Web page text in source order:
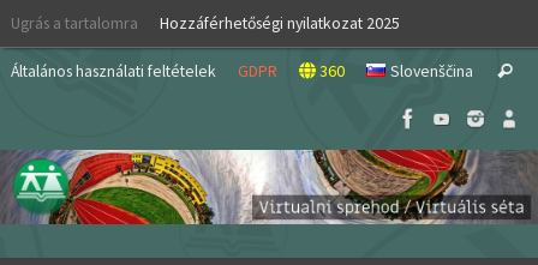
Skip
content
Ugrás a tartalomra Hozzáférhetőségi nyilatkozat 2025
Általános használati feltételek GDPR 360 Slovenščina Search